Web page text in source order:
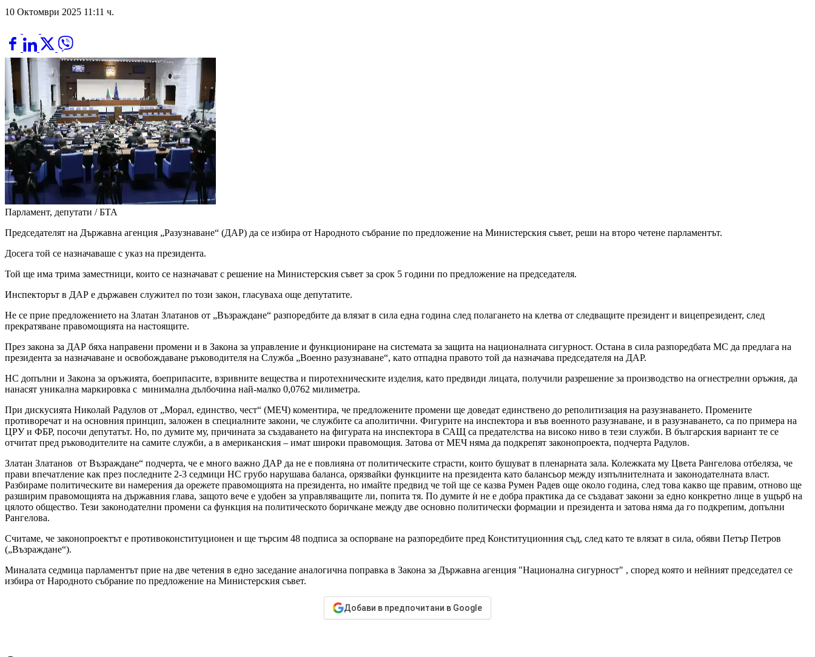
10 Октомври 2025 11:11 ч.
Парламент, депутати / БТА
Председателят на Държавна агенция „Разузнаване“ (ДАР) да се избира от Народното събрание по предложение на Министерския съвет, реши на второ четене парламентът.
Досега той се назначаваше с указ на президента.
Той ще има трима заместници, които се назначават с решение на Министерския съвет за срок 5 години по предложение на председателя.
Инспекторът в ДАР е държавен служител по този закон, гласуваха още депутатите.
Не се прие предложението на Златан Златанов от „Възраждане“ разпоредбите да влязат в сила една година след полагането на клетва от следващите президент и вицепрезидент, след
прекратяване правомощията на настоящите.
През закона за ДАР бяха направени промени и в Закона за управление и функциониране на системата за защита на националната сигурност. Остана в сила разпоредбата МС да предлага на
президента за назначаване и освобождаване ръководителя на Служба „Военно разузнаване“, като отпадна правото той да назначава председателя на ДАР.
НС допълни и Закона за оръжията, боеприпасите, взривните вещества и пиротехническите изделия, като предвиди лицата, получили разрешение за производство на огнестрелни оръжия, да
нанасят уникална маркировка с минимална дълбочина най-малко 0,0762 милиметра.
При дискусията Николай Радулов от „Морал, единство, чест“ (МЕЧ) коментира, че предложените промени ще доведат единствено до реполитизация на разузнаването. Промените
противоречат и на основния принцип, заложен в специалните закони, че службите са аполитични. Фигурите на инспектора и във военното разузнаване, и в разузнаването, са по примера на
ЦРУ и ФБР, посочи депутатът. Но, по думите му, причината за създаването на фигурата на инспектора в САЩ са предателства на високо ниво в тези служби. В българския вариант те се
отчитат пред ръководителите на самите служби, а в американския – имат широки правомощия. Затова от МЕЧ няма да подкрепят законопроекта, подчерта Радулов.
Златан Златанов от Възраждане“ подчерта, че е много важно ДАР да не е повлияна от политическите страсти, които бушуват в пленарната зала. Колежката му Цвета Рангелова отбеляза, че
прави впечатление как през последните 2-3 седмици НС грубо нарушава баланса, орязвайки функциите на президента като балансьор между изпълнителната и законодателната власт.
Разбираме политическите ви намерения да орежете правомощията на президента, но имайте предвид че той ще се казва Румен Радев още около година, след това какво ще правим, отново ще
разширим правомощията на държавния глава, защото вече е удобен за управляващите ли, попита тя. По думите ѝ не е добра практика да се създават закони за едно конкретно лице в ущърб на
цялото общество. Тези законодателни промени са функция на политическото боричкане между две основно политически формации и президента и затова няма да го подкрепим, допълни
Рангелова.
Считаме, че законопроектът е противоконституционен и ще търсим 48 подписа за оспорване на разпоредбите пред Конституционния съд, след като те влязат в сила, обяви Петър Петров
(„Възраждане“).
Миналата седмица парламентът прие на две четения в едно заседание аналогична поправка в Закона за Държавна агенция "Национална сигурност" , според която и нейният председател се
избира от Народното събрание по предложение на Министерския съвет.
Добави в предпочитани в Google